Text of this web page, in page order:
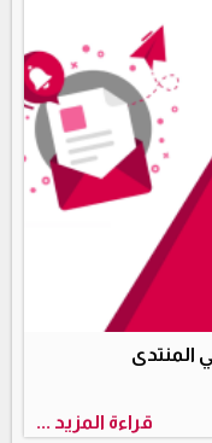
المنتدى
قراءة المزيد ...